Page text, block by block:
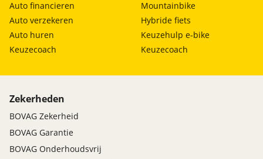
Auto financieren
Auto verzekeren
Auto huren
Keuzecoach
Mountainbike
Hybride fiets
Keuzehulp e-bike
Keuzecoach
Zekerheden
BOVAG Zekerheid
BOVAG Garantie
BOVAG Onderhoudsvrij